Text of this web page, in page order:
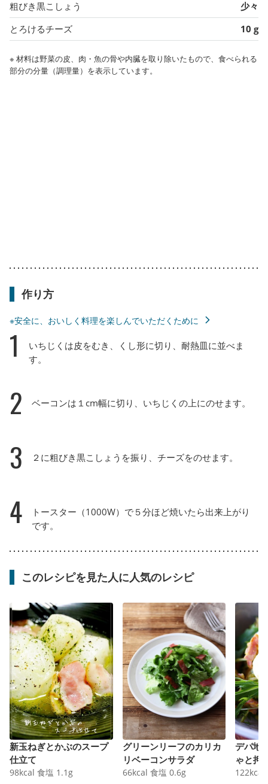
粗びき黒こしょう
少々
とろけるチーズ
10 g
※ 材料は野菜の皮、肉・魚の骨や内臓を取り除いたもので、食べられる
部分の分量（調理量）を表示しています。
作り方
※安全に、おいしく料理を楽しんでいただくために
1
いちじくは皮をむき、くし形に切り、耐熱皿に並べま
す。
2 ベーコンは１cm幅に切り、いちじくの上にのせます。
3 ２に粗びき黒こしょうを振り、チーズをのせます。
4
トースター（1000W）で５分ほど焼いたら出来上がり
です。
このレシピを見た人に人気のレシピ
新玉ねぎとかぶのスープ
仕立て
98kcal 食塩 1.1 g
グリーンリーフのカリカ
リベーコンサラダ
66kcal 食塩 0.6g
デパ地
ゃと押
122kcal